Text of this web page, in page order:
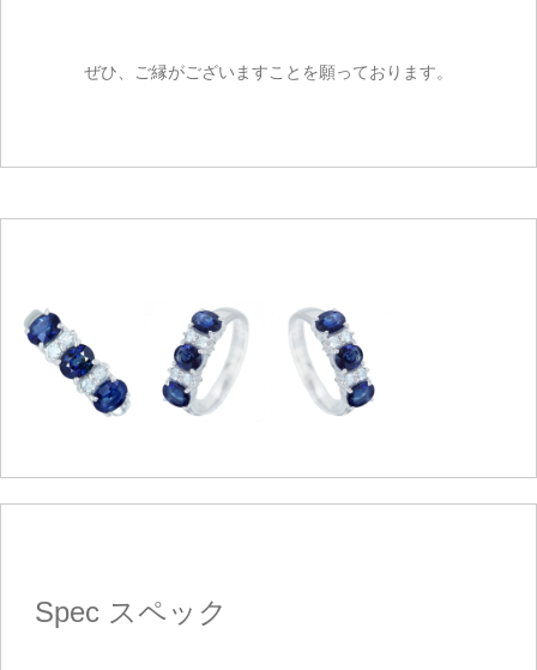
ぜひ、ご縁がございますことを願っております。
Spec スペック
ご注文手続き